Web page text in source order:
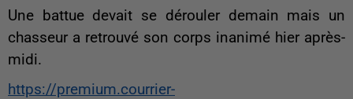
Une battue devait se dérouler demain mais un
chasseur a retrouvé son corps inanimé hier après-
midi.
https://premium.courrier-